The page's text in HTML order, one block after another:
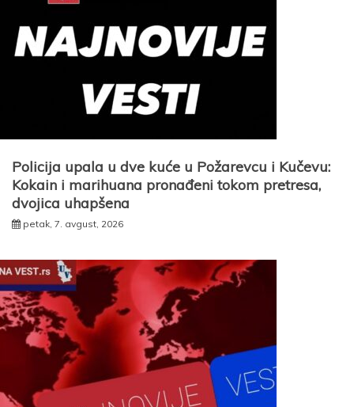
Policija upala u dve kuće u Požarevcu i Kučevu:
Kokain i marihuana pronađeni tokom pretresa,
dvojica uhapšena
petak, 7. avgust, 2026